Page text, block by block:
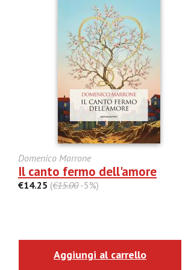
Domenico Marrone
Il canto fermo dell'amore
€14.25 (€15.00-5%)
Aggiungi al carrello